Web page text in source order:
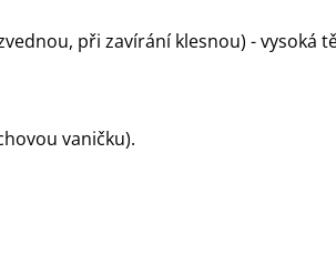
při zavírání klesnou) - vysoká
vaničku).